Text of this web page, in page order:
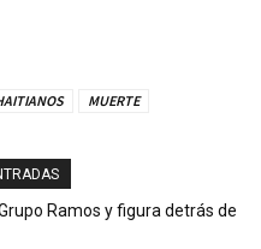
MUERTE
Ramos y figura detrás de